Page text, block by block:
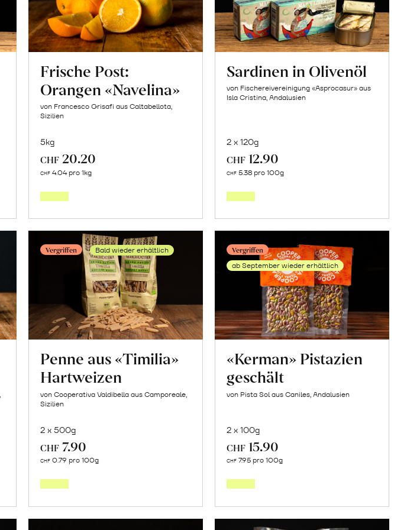
Frische Post:
Orangen «Navelina»
von Francesco Grisafi aus Caltabellota,
Sizilien
5kg
CHF 20.20
CHF 4.04 pro 1kg
Post:
Orangen
«Navelina»
erfahren
Sardinen in Olivenöl
von Fischereivereinigung «Asprocasur» aus
Isla Cristina, Andalusien
2 x 120g
CHF 12.90
CHF 5.38 pro 100g
in
Olivenöl
erfahren
Vergriffen Bald wieder erhältlich
Penne aus «Timilia»
Hartweizen
von Cooperativa Valdibella aus Camporeale,
Sizilien
2 x 500g
CHF 7.90
CHF 0.79 pro 100g
aus
Vergriffen
ab September wieder erhältlich
«Kerman» Pistazien
geschält
von Pista Sol aus Caniles, Andalusien
2 x 100g
CHF 15.90
CHF 7.95 pro 100g
Pistazien